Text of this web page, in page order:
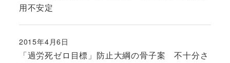
用不安定
「過労死ゼロ目標」防止大綱の骨子案 不十分さ
投稿日
2015年4月6日